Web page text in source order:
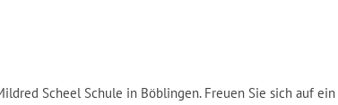
Scheel Schule in Böblingen. Freuen Sie sich auf